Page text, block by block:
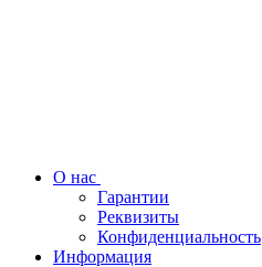
О нас
Гарантии
Реквизиты
Конфиденциальность
Информация